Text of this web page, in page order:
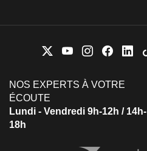
NOS EXPERTS À VOTRE
ÉCOUTE
Lundi - Vendredi 9h-12h / 14h-
18h